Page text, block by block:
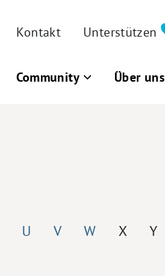
Kontakt Unterstützen
Community Über uns
U V W X Y